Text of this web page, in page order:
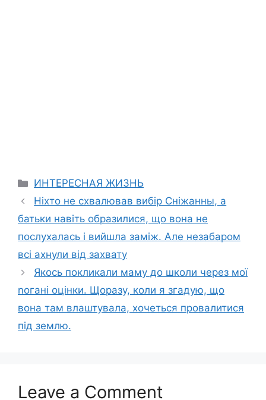
Categories
ИНТЕРЕСНАЯ ЖИЗНЬ
Ніхто не схвалював вибір Сніжанны, а
батьки навіть образилися, що вона не
послухалась і вийшла заміж. Але незабаром
всі ахнули від захвату
Якось покликали маму до школи через мої
nогані оцінки. Щоразу, коли я згадую, що
вона там влаштувала, хочеться провалитися
під землю.
Leave a Comment